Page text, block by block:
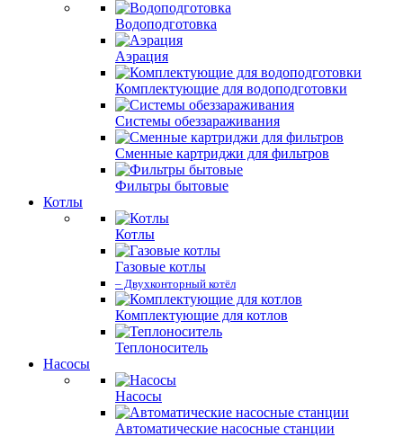
Водоподготовка
Аэрация
Комплектующие для водоподготовки
Системы обеззараживания
Сменные картриджи для фильтров
Фильтры бытовые
Котлы
Котлы
Газовые котлы
– Двухконторный котёл
Комплектующие для котлов
Теплоноситель
Насосы
Насосы
Автоматические насосные станции